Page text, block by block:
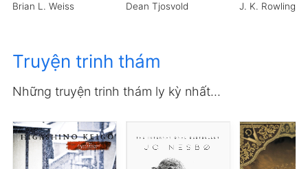
Brian L. Weiss Dean Tjosvold J. K. Rowling
Truyện trinh thám
Những truyện trinh thám ly kỳ nhất...